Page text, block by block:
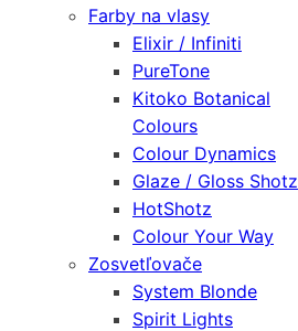
Farby na vlasy
Elixir / Infiniti
PureTone
Kitoko Botanical
Colours
Colour Dynamics
Glaze / Gloss Shotz
HotShotz
Colour Your Way
Zosvetľovače
System Blonde
Spirit Lights